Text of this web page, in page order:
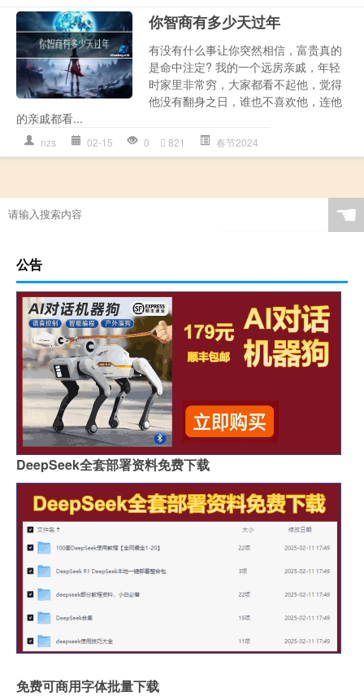
你智商有多少天过年
有没有什么事让你突然相信，富贵真的
是命中注定? 我的一个远房亲戚，年轻
时家里非常穷，大家都看不起他，觉得
他没有翻身之日，谁也不喜欢他，连他
的亲戚都看...
nzs 02-15 0 821 春节2024
☚
公告
DeepSeek全套部署资料免费下载
免费可商用字体批量下载